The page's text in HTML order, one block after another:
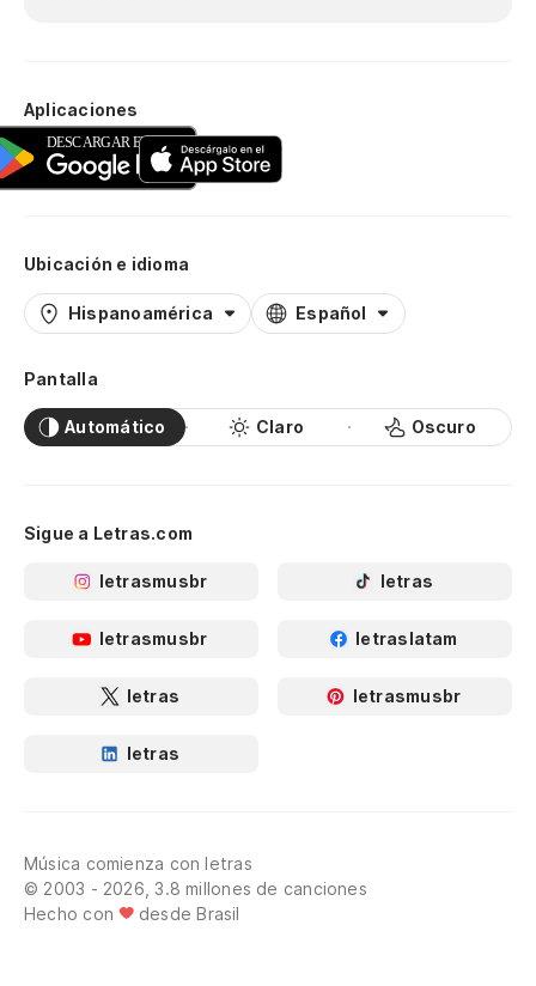
Aplicaciones
Ubicación e idioma
Hispanoamérica Español
Pantalla
Automático Claro Oscuro
Sigue a Letras.com
letrasmusbr letras
letrasmusbr letraslatam
letras letrasmusbr
letras
Música comienza con letras
© 2003 - 2026, 3.8 millones de canciones
Hecho con
desde Brasil